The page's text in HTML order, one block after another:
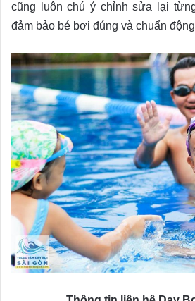
cũng luôn chú ý chỉnh sửa lại
đảm bảo bé bơi đúng và chuẩn